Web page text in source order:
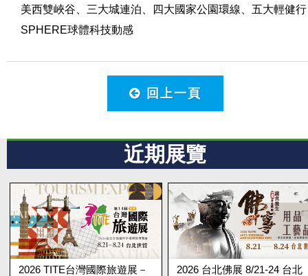
美西雙峽谷、三大城連泊、四大國家公園環線、五大輕健行
SPHERE球體科技動感
回上一頁
近期展覽
台灣國際旅遊展－
2026 台北佛展 8/21-24 台北
第